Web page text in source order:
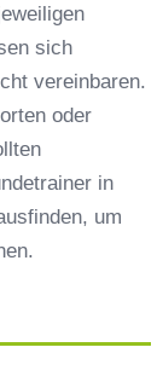
sich
vereinbaren.
oder
in
um